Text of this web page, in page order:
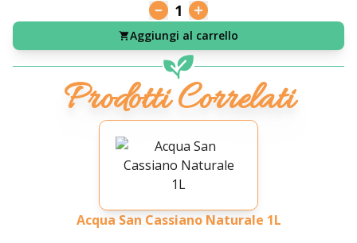
1
Aggiungi al carrello
Prodotti Correlati
Acqua San Cassiano Naturale 1L